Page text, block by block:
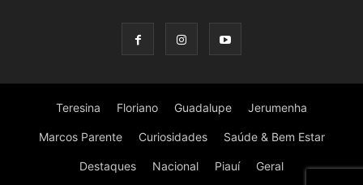
Teresina Floriano Guadalupe Jerumenha
Marcos Parente Curiosidades Saúde & Bem Estar
Destaques Nacional Piauí Geral